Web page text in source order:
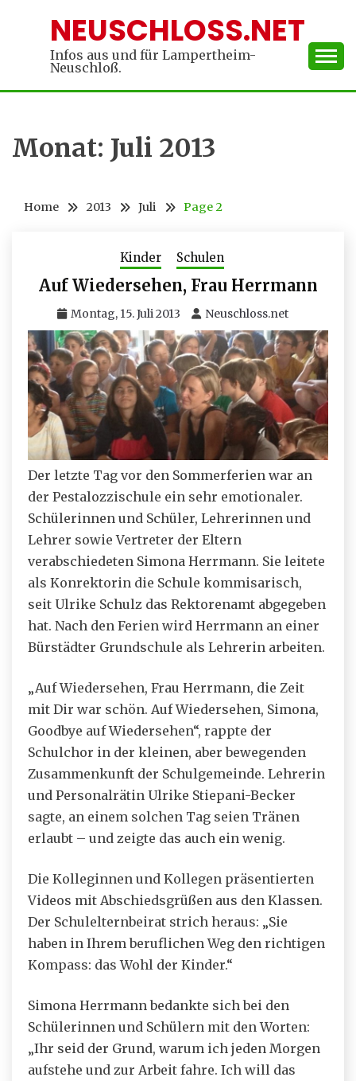
NEUSCHLOSS.NET
Infos aus und für Lampertheim-
Neuschloß.
Monat: Juli 2013
Home 2013 Juli Page 2
Kinder Schulen
Auf Wiedersehen, Frau Herrmann
Montag, 15. Juli 2013 Neuschloss.net
Der letzte Tag vor den Sommerferien war an
der Pestalozzischule ein sehr emotionaler.
Schülerinnen und Schüler, Lehrerinnen und
Lehrer sowie Vertreter der Eltern
verabschiedeten Simona Herrmann. Sie leitete
als Konrektorin die Schule kommisarisch,
seit Ulrike Schulz das Rektorenamt abgegeben
hat. Nach den Ferien wird Herrmann an einer
Bürstädter Grundschule als Lehrerin arbeiten.
„Auf Wiedersehen, Frau Herrmann, die Zeit
mit Dir war schön. Auf Wiedersehen, Simona,
Goodbye auf Wiedersehen“, rappte der
Schulchor in der kleinen, aber bewegenden
Zusammenkunft der Schulgemeinde. Lehrerin
und Personalrätin Ulrike Stiepani-Becker
sagte, an einem solchen Tag seien Tränen
erlaubt – und zeigte das auch ein wenig.
Die Kolleginnen und Kollegen präsentierten
Videos mit Abschiedsgrüßen aus den Klassen.
Der Schulelternbeirat strich heraus: „Sie
haben in Ihrem beruflichen Weg den richtigen
Kompass: das Wohl der Kinder.“
Simona Herrmann bedankte sich bei den
Schülerinnen und Schülern mit den Worten:
„Ihr seid der Grund, warum ich jeden Morgen
aufstehe und zur Arbeit fahre. Ich will das